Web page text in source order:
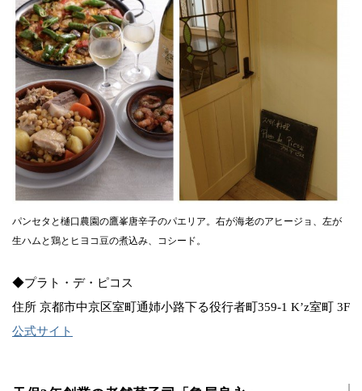
パンセタと樋口農園の鷹峯唐辛子のパエリア。右が海老のアヒージョ、左が
生ハムと鶏とヒヨコ豆の煮込み、コシード。
◆プラト・デ・ピコス
住所 京都市中京区室町通姉小路下る役行者町359-1 K’z室町 3F
公式サイト